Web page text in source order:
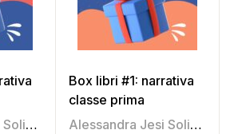
Alessandra Jesi Soligoni
Franca Da Re ,Gloria Men
Box libri #1: narrativa
classe prima
Alessandra Jesi Soligoni